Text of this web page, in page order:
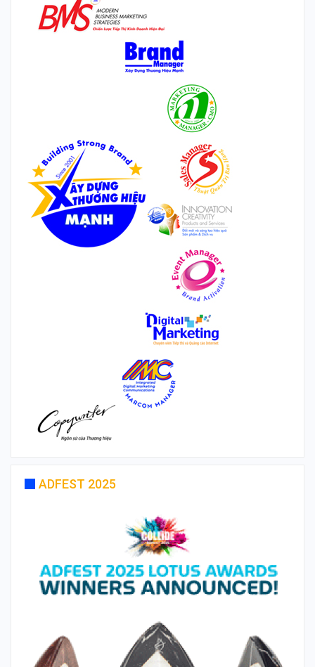
ADFEST 2025